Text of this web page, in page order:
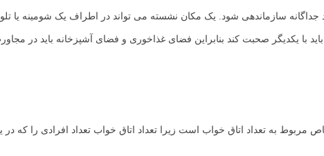
جداگانه سازماندهی شود. یک مکان نشسته می تواند در اطراف یک شومینه یا
یکدیگر صحبت کند بنابراین فضای غذاخوری و فضای آشپزخانه باید در
مربوط به تعداد اتاق خواب است زیرا تعداد اتاق خواب تعداد افرادی را که